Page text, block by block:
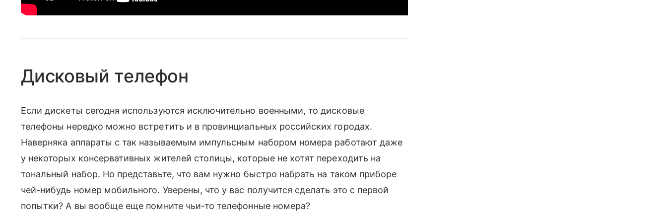
Дисковый телефон
Если дискеты сегодня используются исключительно военными, то дисковые
телефоны нередко можно встретить и в провинциальных российских городах.
Наверняка аппараты с так называемым импульсным набором номера работают даже
у некоторых консервативных жителей столицы, которые не хотят переходить на
тональный набор. Но представьте, что вам нужно быстро набрать на таком приборе
чей-нибудь номер мобильного. Уверены, что у вас получится сделать это с первой
попытки? А вы вообще еще помните чьи-то телефонные номера?